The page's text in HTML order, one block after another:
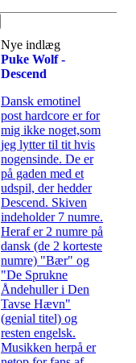
Nye indlæg
Puke Wolf -
Descend
Dansk emotinel
post hardcore er for
mig ikke noget,som
jeg lytter til tit hvis
nogensinde. De er
på gaden med et
udspil, der hedder
Descend. Skiven
indeholder 7 numre.
Heraf er 2 numre på
dansk (de 2 korteste
numre) "Bær" og
"De Sprukne
Åndehuller i Den
Tavse Hævn"
(genial titel) og
resten engelsk.
Musikken herpå er